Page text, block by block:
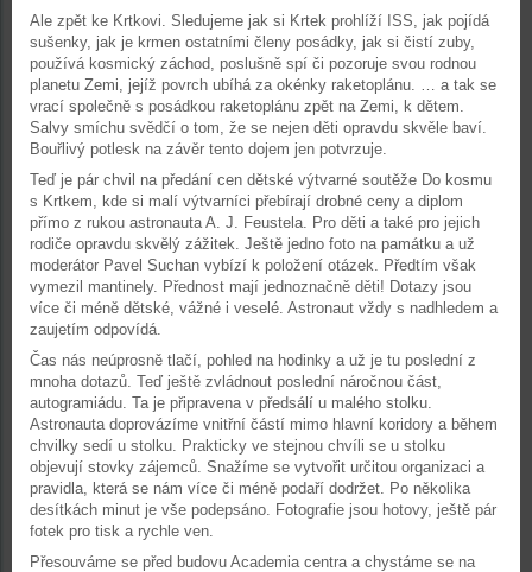
Ale zpět ke Krtkovi. Sledujeme jak si Krtek prohlíží ISS, jak pojídá
sušenky, jak je krmen ostatními členy posádky, jak si čistí zuby,
používá kosmický záchod, poslušně spí či pozoruje svou rodnou
planetu Zemi, jejíž povrch ubíhá za okénky raketoplánu. … a tak se
vrací společně s posádkou raketoplánu zpět na Zemi, k dětem.
Salvy smíchu svědčí o tom, že se nejen děti opravdu skvěle baví.
Bouřlivý potlesk na závěr tento dojem jen potvrzuje.
Teď je pár chvil na předání cen dětské výtvarné soutěže Do kosmu
s Krtkem, kde si malí výtvarníci přebírají drobné ceny a diplom
přímo z rukou astronauta A. J. Feustela. Pro děti a také pro jejich
rodiče opravdu skvělý zážitek. Ještě jedno foto na památku a už
moderátor Pavel Suchan vybízí k položení otázek. Předtím však
vymezil mantinely. Přednost mají jednoznačně děti! Dotazy jsou
více či méně dětské, vážné i veselé. Astronaut vždy s nadhledem a
zaujetím odpovídá.
Čas nás neúprosně tlačí, pohled na hodinky a už je tu poslední z
mnoha dotazů. Teď ještě zvládnout poslední náročnou část,
autogramiádu. Ta je připravena v předsálí u malého stolku.
Astronauta doprovázíme vnitřní částí mimo hlavní koridory a během
chvilky sedí u stolku. Prakticky ve stejnou chvíli se u stolku
objevují stovky zájemců. Snažíme se vytvořit určitou organizaci a
pravidla, která se nám více či méně podaří dodržet. Po několika
desítkách minut je vše podepsáno. Fotografie jsou hotovy, ještě pár
fotek pro tisk a rychle ven.
Přesouváme se před budovu Academia centra a chystáme se na